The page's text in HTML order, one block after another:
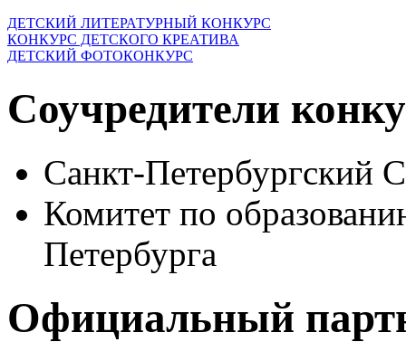
ДЕТСКИЙ ЛИТЕРАТУРНЫЙ КОНКУРС
КОНКУРС ДЕТСКОГО КРЕАТИВА
ДЕТСКИЙ ФОТОКОНКУРС
Соучредители
Санкт-Петербургский
Комитет по
Петербурга
Официальный